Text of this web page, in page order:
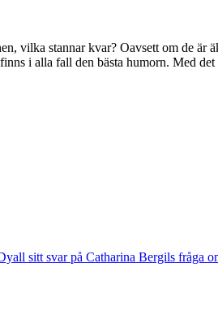
vilka stannar kvar? Oavsett om de är
i alla fall den bästa humorn. Med
sitt svar på Catharina Bergils fråga